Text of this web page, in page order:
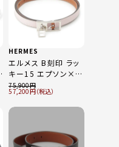
HERMES
エルメス B刻印 ラッ
キー15 エプソン×ス
イフト レザー ベルト
モーヴペール×ゴー
ルド 75
75,900
57,200